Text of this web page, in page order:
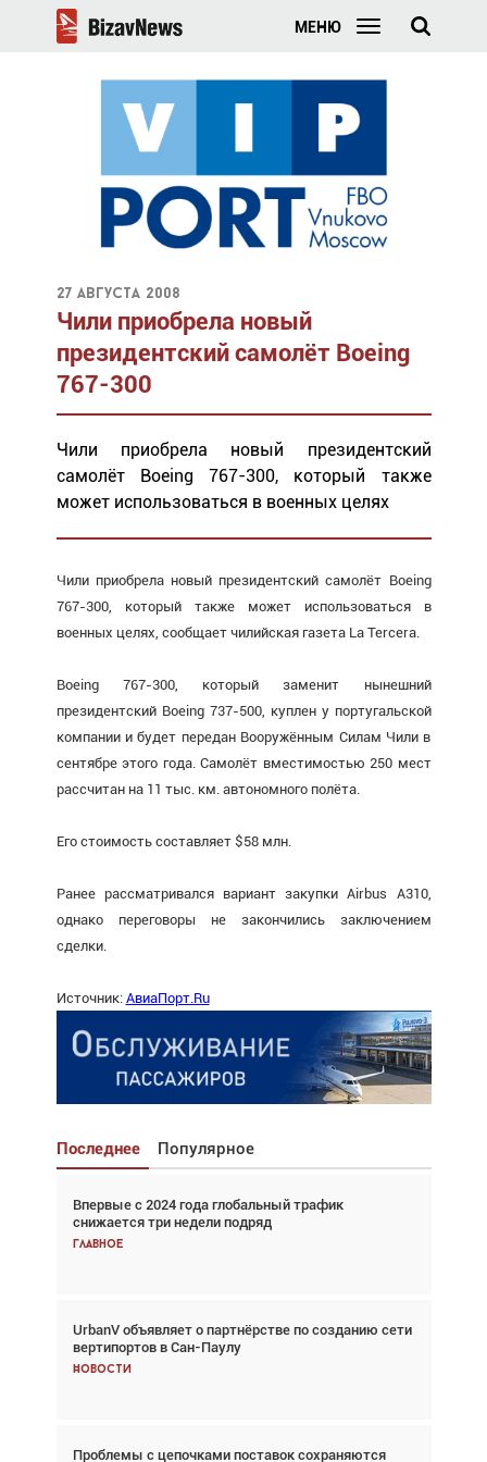
МЕНЮ
27 августа 2008
Чили приобрела новый
президентский самолёт Boeing
767-300
Чили приобрела новый президентский
самолёт Boeing 767-300, который также
может использоваться в военных целях
Чили приобрела новый президентский самолёт Boeing
767-300, который также может использоваться в
военных целях, сообщает чилийская газета La Tercera.
Boeing 767-300, который заменит нынешний
президентский Boeing 737-500, куплен у португальской
компании и будет передан Вооружённым Силам Чили в
сентябре этого года. Самолёт вместимостью 250 мест
рассчитан на 11 тыс. км. автономного полёта.
Его стоимость составляет $58 млн.
Ранее рассматривался вариант закупки Airbus A310,
однако переговоры не закончились заключением
сделки.
Источник: АвиаПорт.Ru
Последнее Популярное
Впервые с 2024 года глобальный трафик
снижается три недели подряд
Главное
UrbanV объявляет о партнёрстве по созданию сети
вертипортов в Сан-Паулу
Новости
Проблемы с цепочками поставок сохраняются
Взгляд с высоты: тандем вертолётов и БПЛА в
спасательных операциях
Главное
Авиационный фотограф Дэйв Кох: «Фотография
говорит сама за себя... а ИИ всё портит»
Новости
Впервые с 2024 года глобальный трафик